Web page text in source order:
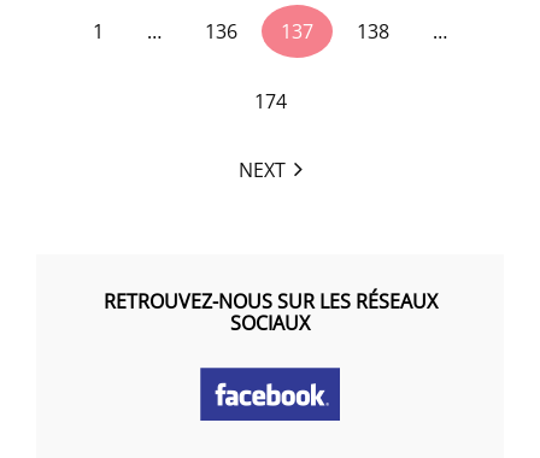
SORCIÈRE
screen-
1 … 136 137 138 …
174
NEXT
RETROUVEZ-NOUS SUR LES RÉSEAUX
SOCIAUX